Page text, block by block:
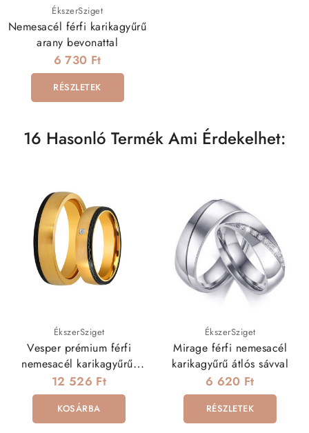
ÉkszerSziget
Nemesacél férfi karikagyűrű
arany bevonattal
6 730 Ft
RÉSZLETEK
16 Hasonló Termék Ami Érdekelhet:
ÉkszerSziget
Vesper prémium férfi
nemesacél karikagyűrű,
fekete sávval díszítve
12 526 Ft
KOSÁRBA
ÉkszerSziget
Mirage férfi nemesacél
karikagyűrű átlós sávval
6 620 Ft
RÉSZLETEK